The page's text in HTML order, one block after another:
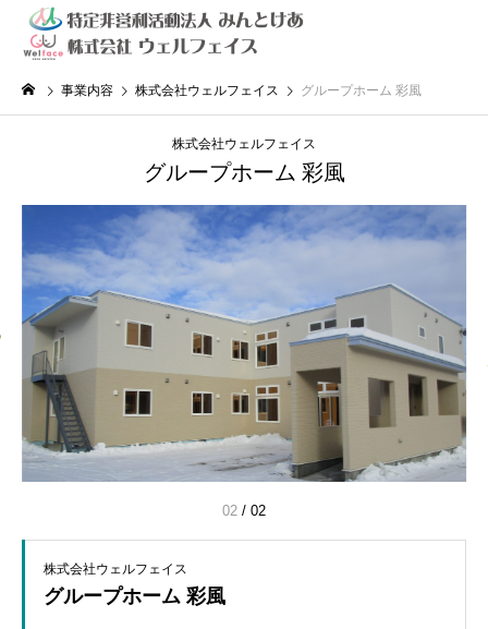
事業内容 株式会社ウェルフェイス グループホーム 彩風
株式会社ウェルフェイス
グループホーム 彩風
01 / 02
株式会社ウェルフェイス
グループホーム 彩風